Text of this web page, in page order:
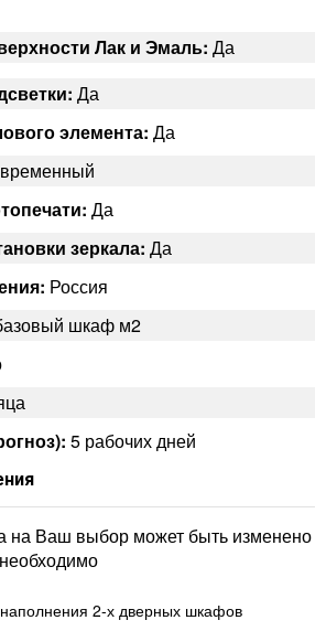
Лак и Эмаль: Да
Да
элемента: Да
Да
зеркала: Да
Россия
шкаф м2
5 рабочих дней
на Ваш выбор может быть изменено